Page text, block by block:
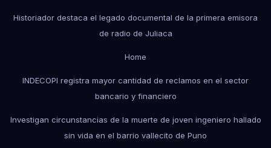
Historiador destaca el legado documental de la primera emisora
de radio de Juliaca
Home
INDECOPI registra mayor cantidad de reclamos en el sector
bancario y financiero
Investigan circunstancias de la muerte de joven ingeniero hallado
sin vida en el barrio vallecito de Puno